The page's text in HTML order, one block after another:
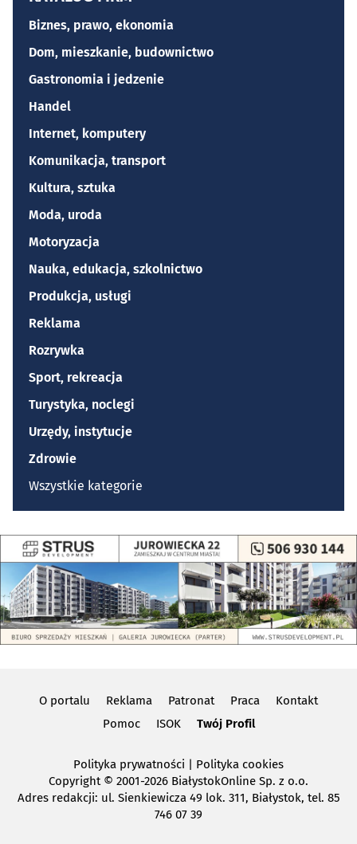
Biznes, prawo, ekonomia
Dom, mieszkanie, budownictwo
Gastronomia i jedzenie
Handel
Internet, komputery
Komunikacja, transport
Kultura, sztuka
Moda, uroda
Motoryzacja
Nauka, edukacja, szkolnictwo
Produkcja, usługi
Reklama
Rozrywka
Sport, rekreacja
Turystyka, noclegi
Urzędy, instytucje
Zdrowie
Wszystkie kategorie
O portalu Reklama Patronat Praca
Kontakt
Pomoc
ISOK Twój Profil
Polityka prywatności | Polityka cookies
Copyright© 2001-2026 BiałystokOnline Sp. z o.o.
Adres redakcji: ul. Sienkiewicza 49 lok. 311, Białystok, tel. 85
746 07 39